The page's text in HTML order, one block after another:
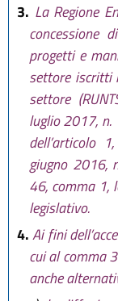
3. La Regione
concessione
progetti e
settore iscritti
settore
luglio 2017, n.
dell’articolo
giugno 2016,
46, comma 1,
legislativo.
4. Ai fini
cui al comma
anche